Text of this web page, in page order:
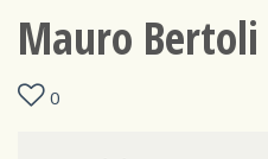
Mauro Bertoli
0